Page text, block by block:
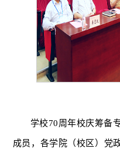
学校70周年校庆筹备
成员，各学院（校区）党